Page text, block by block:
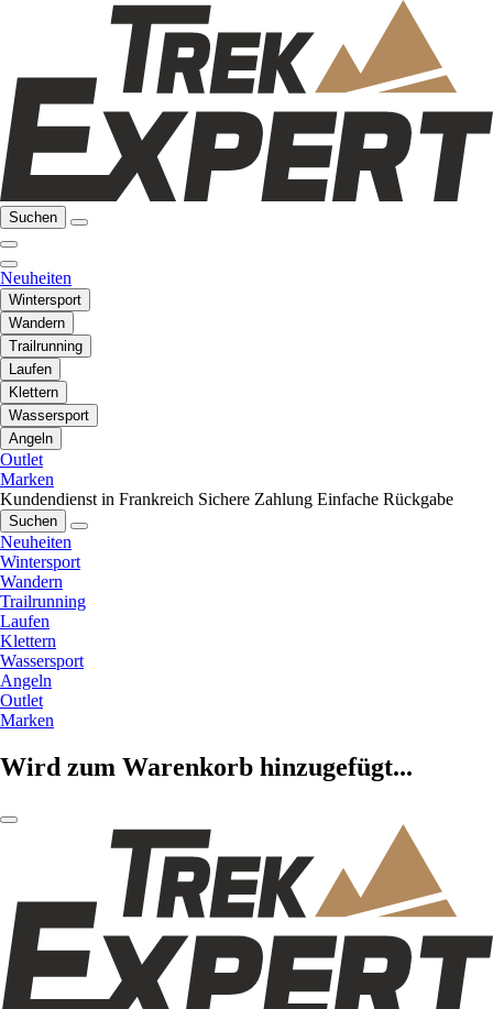
Suchen
Neuheiten
Wintersport
Wandern
Trailrunning
Laufen
Klettern
Wassersport
Angeln
Outlet
Marken
Kundendienst in Frankreich Sichere Zahlung Einfache Rückgabe
Suchen
Neuheiten
Wintersport
Wandern
Trailrunning
Laufen
Klettern
Wassersport
Angeln
Outlet
Marken
Wird zum Warenkorb hinzugefügt...